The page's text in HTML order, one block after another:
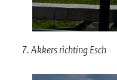
7. Akkers richting Esch